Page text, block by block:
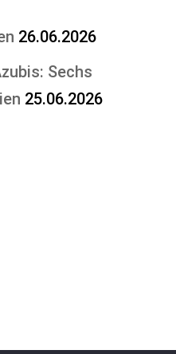
26.06.2026
Sechs
25.06.2026